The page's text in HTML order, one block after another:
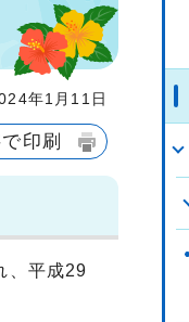
年1月11日
印刷
、平成29